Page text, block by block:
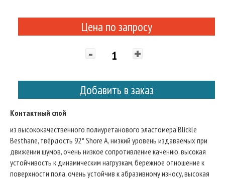
Цена по запросу
- +
Добавить в заказ
Контактный слой
из высококачественного полиуретанового эластомера Blickle
Besthane, твёрдость 92° Shore A, низкий уровень издаваемых при
движении шумов, очень низкое сопротивление качению, высокая
устойчивость к динамическим нагрузкам, бережное отношение к
поверхности пола, очень устойчив к абразивному износу, высокая